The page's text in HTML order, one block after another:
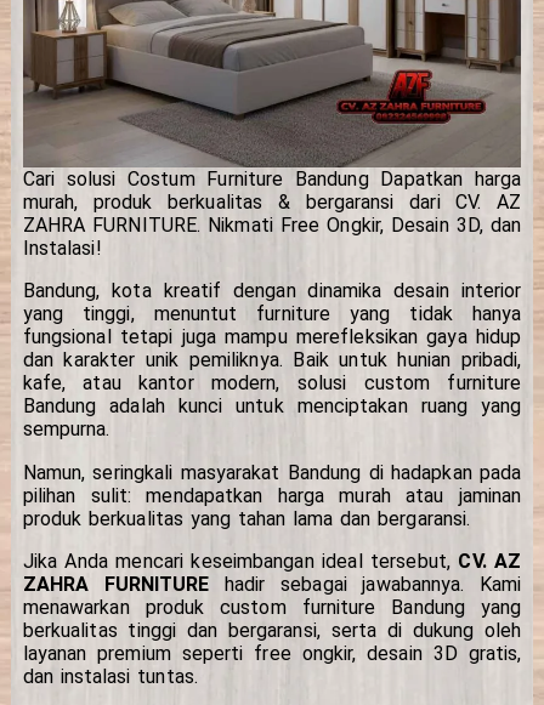
Cari solusi Costum Furniture Bandung Dapatkan harga
murah, produk berkualitas & bergaransi dari CV. AZ
ZAHRA FURNITURE. Nikmati Free Ongkir, Desain 3D, dan
Instalasi!
Bandung, kota kreatif dengan dinamika desain interior
yang tinggi, menuntut furniture yang tidak hanya
fungsional tetapi juga mampu merefleksikan gaya hidup
dan karakter unik pemiliknya. Baik untuk hunian pribadi,
kafe, atau kantor modern, solusi custom furniture
Bandung adalah kunci untuk menciptakan ruang yang
sempurna.
Namun, seringkali masyarakat Bandung di hadapkan pada
pilihan sulit: mendapatkan harga murah atau jaminan
produk berkualitas yang tahan lama dan bergaransi.
Jika Anda mencari keseimbangan ideal tersebut, CV. AZ
ZAHRA FURNITURE hadir sebagai jawabannya. Kami
menawarkan produk custom furniture Bandung yang
berkualitas tinggi dan bergaransi, serta di dukung oleh
layanan premium seperti free ongkir, desain 3D gratis,
dan instalasi tuntas.